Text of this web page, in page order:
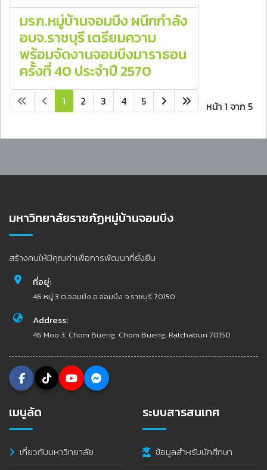
มรภ.หมู่บ้านจอมบึง ผนึกกำลัง
อบจ.ราชบุรี เตรียมความ
พร้อมจัดงานจอมบึงมาราธอน
ครั้งที่ 40 ประจำปี 2570
หน้า 1 จาก 5
1 2 3 4 5
มหาวิทยาลัยราชภัฏหมู่บ้านจอมบึง
สร้างคนให้มีคุณค่าเพื่อการพัฒนาที่ยั่งยืน
ที่อยู่:
46 หมู่ 3 ต.จอมบึง อ.จอมบึง จ.ราชบุรี 70150
Address:
46 Moo 3, Chom Bueng, Chom Bueng, Ratchaburi 70150
เมนูลัด
เกี่ยวกับมหาวิทยาลัย
ระบบสารสนเทศ
ข้อมูลสำหรับนักศึกษา